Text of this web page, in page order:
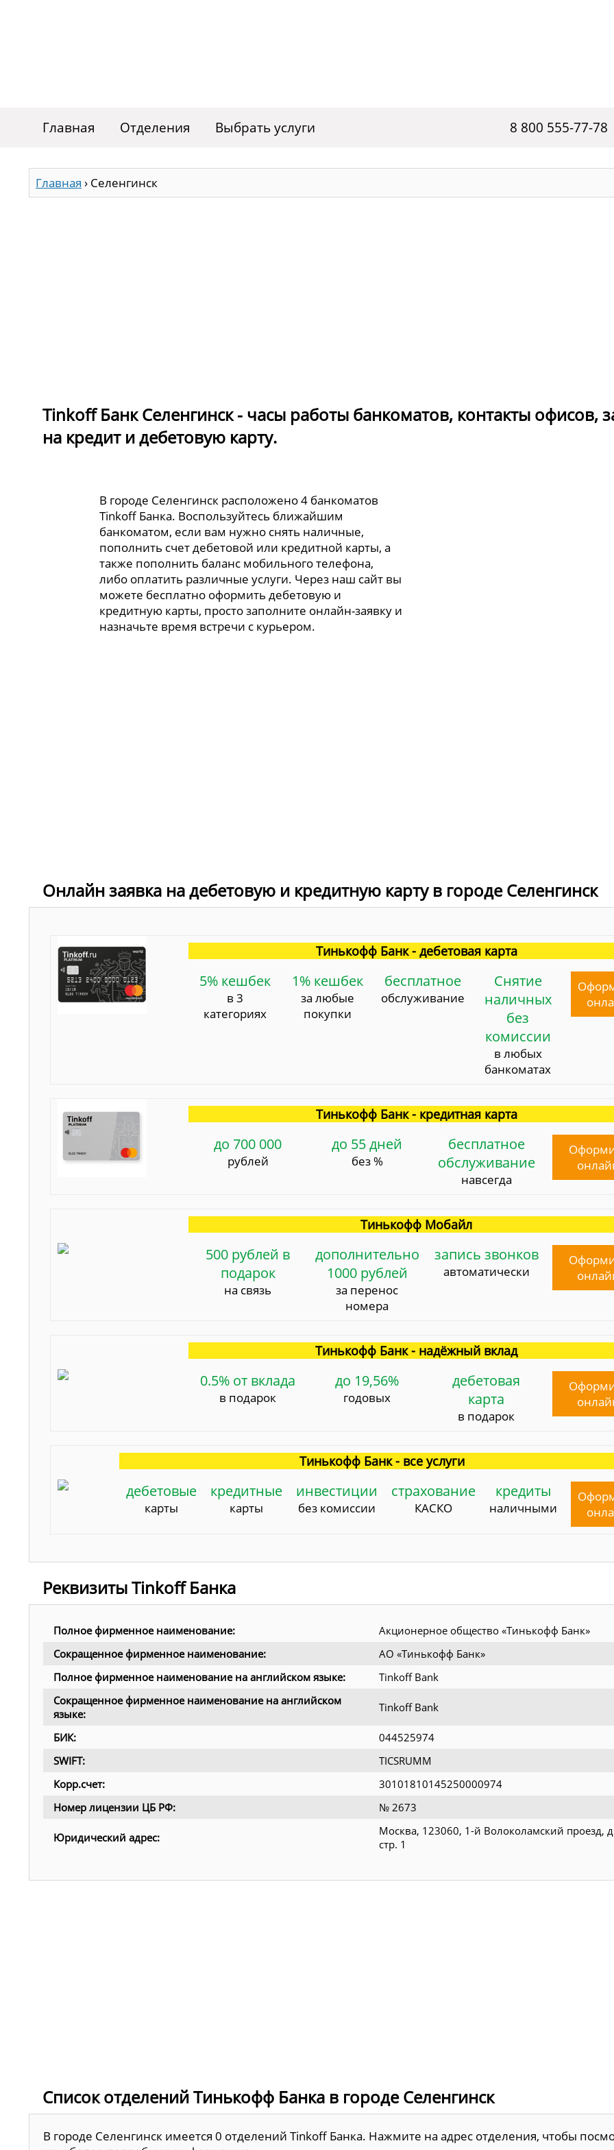
Главная Отделения Выбрать услуги 8 800 555-77-78
Главная › Селенгинск
Tinkoff Банк Селенгинск - часы работы банкоматов, контакты офисов,
на кредит и дебетовую карту.
В городе Селенгинск расположено 4 банкоматов
Tinkoff Банка. Воспользуйтесь ближайшим
банкоматом, если вам нужно снять наличные,
пополнить счет дебетовой или кредитной карты, а
также пополнить баланс мобильного телефона,
либо оплатить различные услуги. Через наш сайт вы
можете бесплатно оформить дебетовую и
кредитную карты, просто заполните онлайн-заявку и
назначьте время встречи с курьером.
Онлайн заявка на дебетовую и кредитную карту в городе Селенгинск
Тинькофф Банк - дебетовая карта
5% кешбек
в 3
категориях
1% кешбек
за любые
покупки
бесплатное
обслуживание
Снятие
наличных
без
комиссии
в любых
банкоматах
Тинькофф Банк - кредитная карта
до 700 000
рублей
до 55 дней
без %
бесплатное
обслуживание
навсегда
Тинькофф Мобайл
500 рублей в
подарок
на связь
дополнительно
1000 рублей
за перенос
номера
запись звонков
автоматически
Тинькофф Банк - надёжный вклад
0.5% от вклада
в подарок
до 19,56%
годовых
дебетовая
карта
в подарок
Тинькофф Банк - все услуги
дебетовые
карты
кредитные
карты
инвестиции
без комиссии
страхование
КАСКО
кредиты
наличными
Реквизиты Tinkoff Банка
Полное фирменное наименование:
Акционерное общество «Тинькофф Банк»
Сокращенное фирменное наименование:
АО «Тинькофф Банк»
Полное фирменное наименование на английском языке:
Tinkoff Bank
Сокращенное фирменное наименование на английском
языке:
Tinkoff Bank
БИК:
044525974
SWIFT:
TICSRUMM
Корр.счет:
30101810145250000974
Номер лицензии ЦБ РФ:
№ 2673
Юридический адрес:
Москва, 123060, 1-й Волоколамский проезд,
стр. 1
Список отделений Тинькофф Банка в городе Селенгинск
В городе Селенгинск имеется 0 отделений Tinkoff Банка. Нажмите на адрес отделения, чтобы